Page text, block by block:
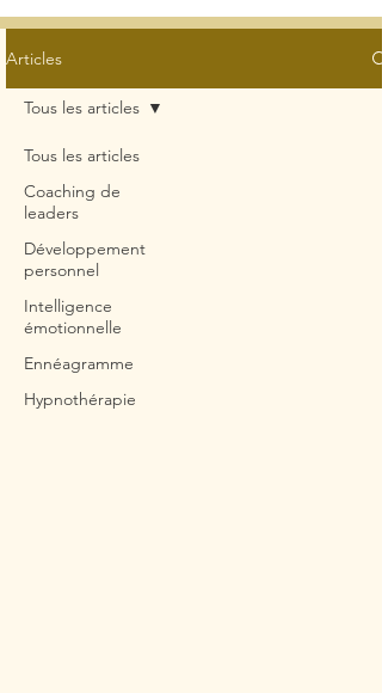
Articles
Tous les articles
Coaching de
leaders
Développement
personnel
Intelligence
émotionnelle
Ennéagramme
Hypnothérapie
Tous les articles